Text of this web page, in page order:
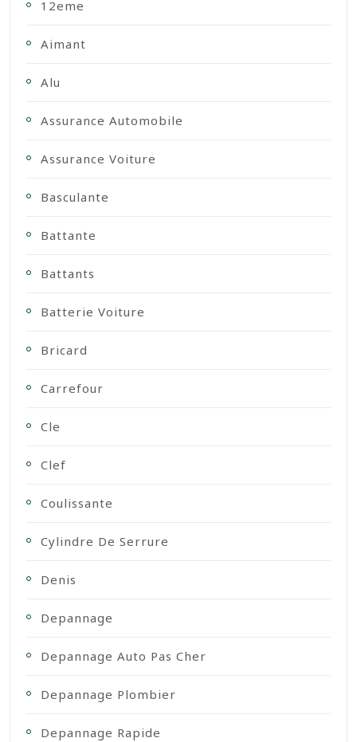
12eme
Aimant
Alu
Assurance Automobile
Assurance Voiture
Basculante
Battante
Battants
Batterie Voiture
Bricard
Carrefour
Cle
Clef
Coulissante
Cylindre De Serrure
Denis
Depannage
Depannage Auto Pas Cher
Depannage Plombier
Depannage Rapide